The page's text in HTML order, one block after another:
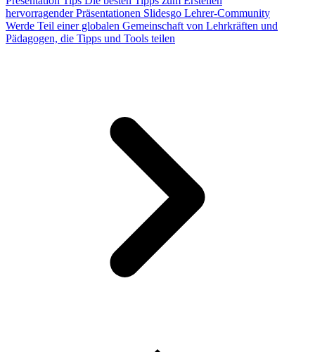
hervorragender Präsentationen Slidesgo Lehrer-Community
Werde Teil einer globalen Gemeinschaft von Lehrkräften und
Pädagogen, die Tipps und Tools teilen